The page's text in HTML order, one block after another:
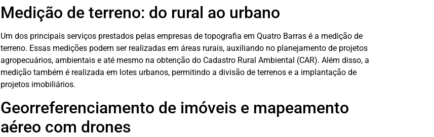
Medição de terreno: do rural ao urbano
Um dos principais serviços prestados pelas empresas de topografia em Quatro Barras é a medição de
terreno. Essas medições podem ser realizadas em áreas rurais, auxiliando no planejamento de projetos
agropecuários, ambientais e até mesmo na obtenção do Cadastro Rural Ambiental (CAR). Além disso, a
medição também é realizada em lotes urbanos, permitindo a divisão de terrenos e a implantação de
projetos imobiliários.
Georreferenciamento de imóveis e mapeamento
aéreo com drones